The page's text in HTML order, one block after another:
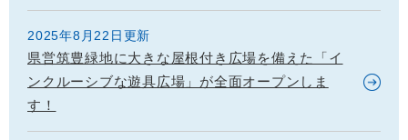
2025年8月22日更新
県営筑豊緑地に大きな屋根付き広場を備えた「イ
ンクルーシブな遊具広場」が全面オープンしま
す！